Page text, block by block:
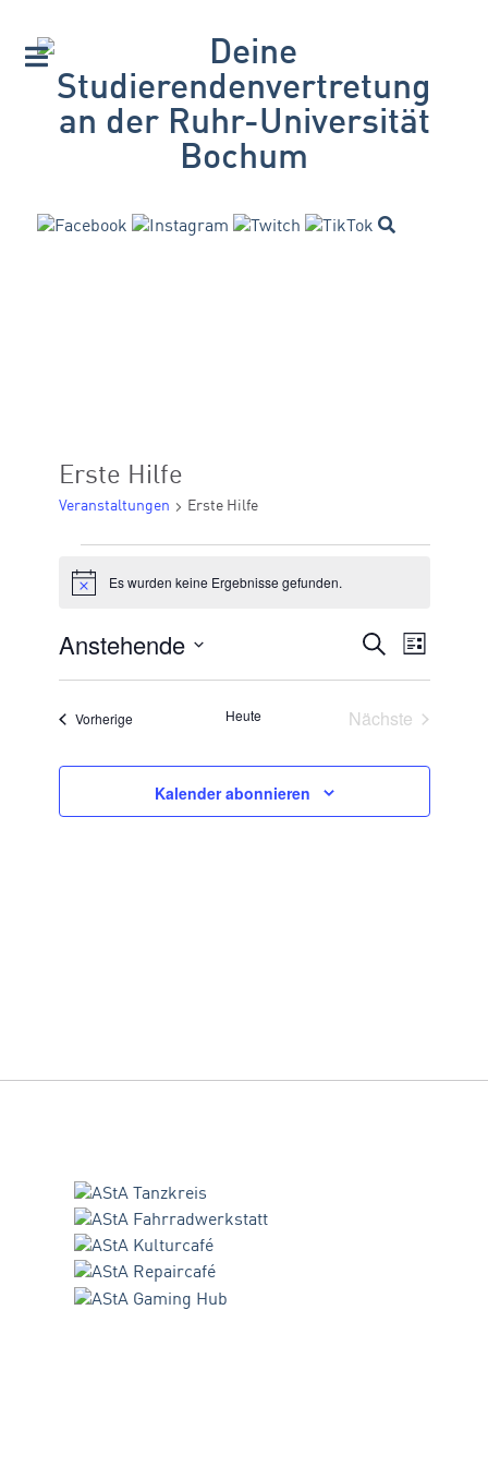
Erste Hilfe
Veranstaltungen Erste Hilfe
HinweisEs wurden keine Ergebnisse gefunden.
SUCHE
UND
Suche
Liste
Anstehende
VorherigeVeranstaltungenHeute Nächste
Kalender abonnieren